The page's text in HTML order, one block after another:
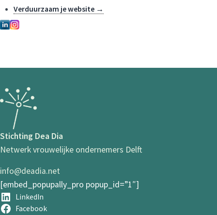
Verduurzaam je website →
Stichting Dea Dia
Netwerk vrouwelijke ondernemers Delft
info@deadia.net
[embed_popupally_pro popup_id=”1″]
LinkedIn
Facebook